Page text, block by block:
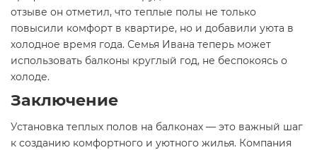
отзыве он отметил, что теплые полы не только
повысили комфорт в квартире, но и добавили уюта в
холодное время года. Семья Ивана теперь может
использовать балконы круглый год, не беспокоясь о
холоде.
Заключение
Установка теплых полов на балконах — это важный шаг
к созданию комфортного и уютного жилья. Компания